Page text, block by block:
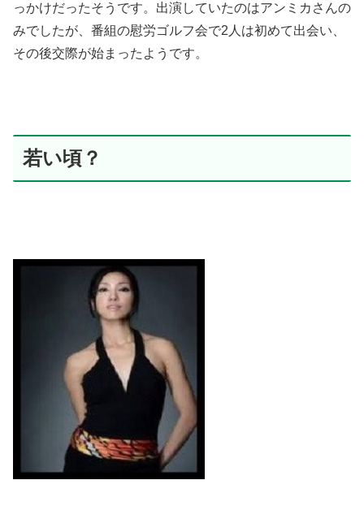
っかけだったそうです。出演していたのはアンミカさんの
みでしたが、番組の慰労ゴルフ会で2人は初めて出会い、
その後交際が始まったようです。
若い頃？